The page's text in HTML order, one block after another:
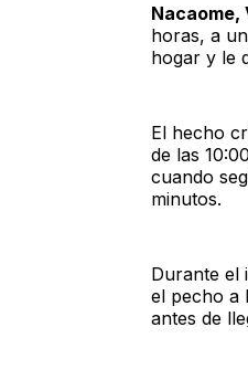
Nacaome,
horas, a
hogar y le
El hecho
de las
cuando
minutos.
Durante el
el pecho a
antes de